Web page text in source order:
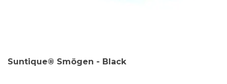
Suntique® Smögen - Black